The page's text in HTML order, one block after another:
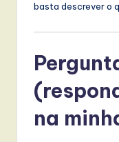
basta descrever o
na